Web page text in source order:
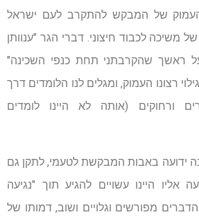
של המבקש להתקרב לעם ישראל
משיכה לכבוד חיצוני. דברי הגר "ענוותן
ראשך שהקרבתני תחת כנפי השכינה"
רצונו העמוק, ומגלים לנו הלומדים דרך
ורחוקים (אותה לא היינו לומדים
ידועה באבות המבקשת לטעמי, לתקן גם
היינו עשויים להגיע תוך "נגיעה
מפורשים וגלויים ושוב, דמותו של